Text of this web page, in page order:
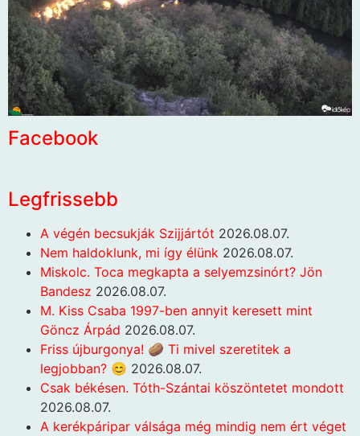
Facebook
Legfrissebb
A végén becsukják Szijjártót 2026.08.07.
Nem haldoklunk, mi így élünk 2026.08.07.
Miskolc. Toca megkapta a selyemzsinórt? Jön
Bandesz 2026.08.07.
M. Kiss Csaba 1997-ben annyit keresett mint
Göncz Árpád 2026.08.07.
Friss újburgonya! 🥔 Ti mivel szeretitek a
legjobban? 😊 2026.08.07.
Csak békésen. Tóth-Szántai köszöntetet mondott
2026.08.07.
A kerékpáripar válsága még mindig nem ért véget